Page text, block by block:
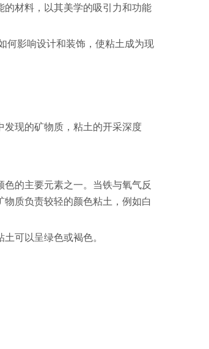
材料，以其美学的吸引力和功能
何影响设计和装饰，使粘土成为现
现的矿物质，粘土的开采深度
的主要元素之一。当铁与氧气反
质负责较轻的颜色粘土，例如白
可以呈绿色或褐色。